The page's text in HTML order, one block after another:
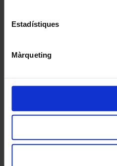
Estadístiques
Màrqueting